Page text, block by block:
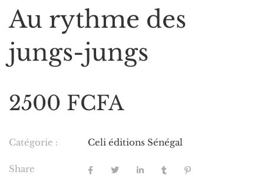
Au rythme des
jungs-jungs
2500 FCFA
Catégorie : Celi éditions Sénégal
Share